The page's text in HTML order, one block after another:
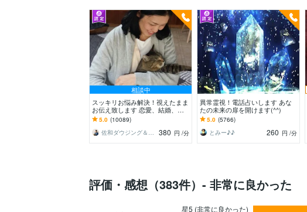
相談中
スッキリお悩み解決！視えたまま
お伝え致します 恋愛、結婚、人
間関係、仕事、人生、ペットの気
持ち等◎祈願付き
5.0 (10089)
佐和ダウジング＆スピリットメンター
380 円 /分
異常霊視！電話占いします あな
たの未来の扉を開けます(^^)
5.0 (5766)
とみー♪♪
260 円 /分
評価・感想（383件）- 非常に良かった
星5 (非常に良かった)